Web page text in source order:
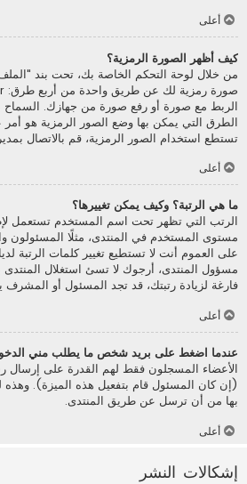
أعلى
كيف أظهر الصورة الرمزية؟
من خلال لوحة التحكم الخاصة بك، تحت بند
الربط مع صورة أو رفع صورة من جهازك. السماح
الطرق التي يمكن بها وضع الصور الرمزية هو أمر
تستطع استخدام الصور الرمزية، قم بالاتصال
أعلى
ما هي الرتبة؟ وكيف يمكن تغييرها؟
الرتب التي تظهر تحت اسم المستخدم تستعمل
مستوى المستخدم في المنتدى، مثلًا
على العموم أنت لا تستطيع تغيير كلمات الرتبة
مسؤول المنتدى، أرجوك لا تسئ استغلال
فارغة لزيادة رتبتك، قد تجد المسئول أو
أعلى
عندما اضغط على بريد شخص ما يطلب مني
الأعضاء المسجلون فقط لهم القدرة على إرسال
(إن كان المسئول قام بتفعيل هذه الميزة). وهذه
بها من أن ترسل عن طريق المنتدى.
أعلى
إشكالات النشر